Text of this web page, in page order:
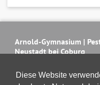
Diese Website
Arnold-Gymnasium |
Neustadt bei Coburg